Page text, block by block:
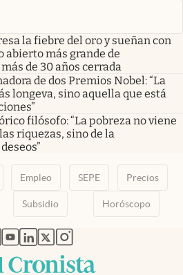
la fiebre del oro y sueñan con
más grande de
de 30 años cerrada
de dos Premios Nobel: “La
longeva, sino aquella que está
filósofo: “La pobreza no viene
riquezas, sino de la
Empleo SEPE Precios
Subsidio Horóscopo
abre en nueva pestaña
abre en nueva pestaña
abre en nueva pestaña
abre en nueva pestaña
abre en nueva pestaña